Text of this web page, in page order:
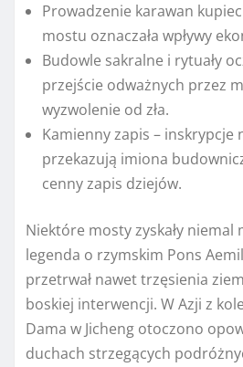
Prowadzenie karawan
mostu oznaczała wpływy
Budowle sakralne i rytuały
przejście odważnych przez
wyzwolenie od zła.
Kamienny zapis – inskrypcje
przekazują imiona
cenny zapis dziejów.
Niektóre mosty zyskały niemal
legenda o rzymskim Pons
przetrwał nawet trzęsienia
boskiej interwencji. W Azji z
Dama w Jicheng otoczono
duchach strzegących